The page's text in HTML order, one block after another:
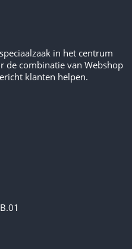
in het centrum
de combinatie van Webshop
klanten helpen.